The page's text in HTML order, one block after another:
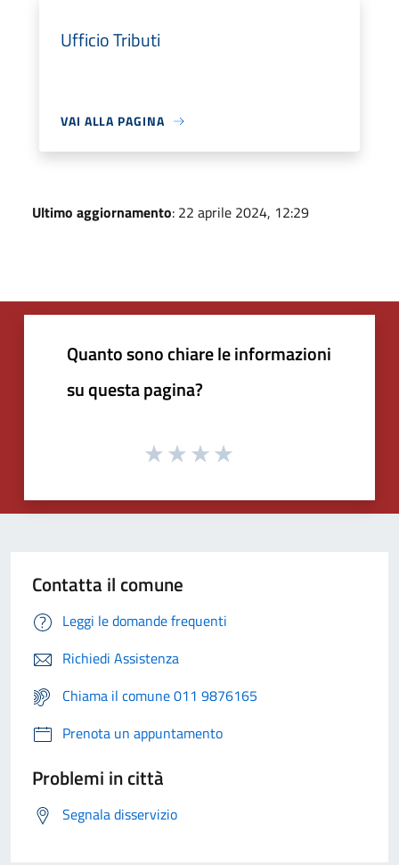
Ufficio Tributi
VAI ALLA PAGINA
Ultimo aggiornamento: 22 aprile 2024, 12:29
Quanto sono chiare le informazioni
su questa pagina?
Contatta il comune
Leggi le domande frequenti
Richiedi Assistenza
Chiama il comune 011 9876165
Prenota un appuntamento
Problemi in città
Segnala disservizio